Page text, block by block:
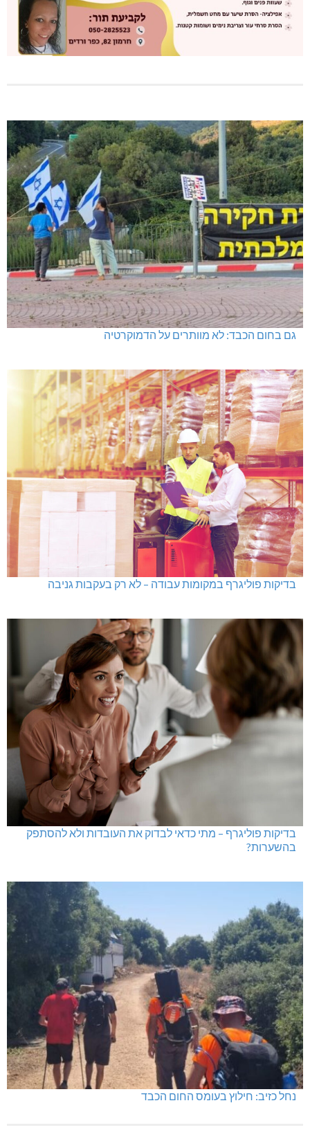
גם בחום הכבד: לא מוותרים על הדמוקרטיה
בדיקות פוליגרף במקומות עבודה – לא רק בעקבות גניבה
בדיקות פוליגרף – מתי כדאי לבדוק את העובדות ולא להסתפק
בהשערות?
נחל כזיב: חילוץ בעומס החום הכבד